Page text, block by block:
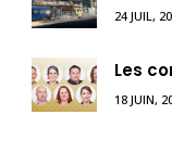
24 JUIL,
Les
18 JUIN,